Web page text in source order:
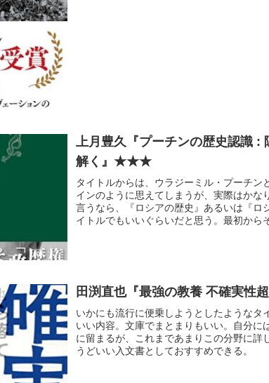
上月豊久『プーチンの歴史認識 :
解く』★★★
タイトルからは、ウラジーミル・プーチン
インのように思えてしまうが、実際はか
言うなら、『ロシアの歴史』あるいは『ロ
イトルでもいいぐらいだと思う。最初から
田渕直也『最強の教養 不確実
いかにも流行に便乗しようとしたようなタ
いい内容。文庫でまとまりもいい。自分に
に留まるが、これまであまりこの分野に詳
うどいい入文書としておすすめできる。